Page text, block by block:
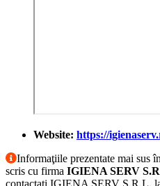
Website: https://
Informaţiile prezentate mai sus
scris cu firma IGIENA SERV